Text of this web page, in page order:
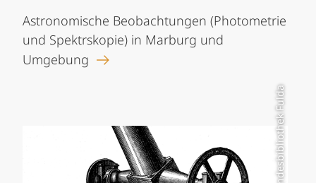
Astronomische Beobachtungen (Photometrie
und Spektrskopie) in Marburg und
Umgebung